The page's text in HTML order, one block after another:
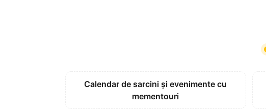
Calendar de sarcini și evenimente cu
mementouri